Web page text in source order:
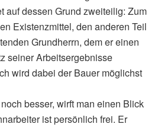
auf dessen Grund zweiteilig: Zum
Existenzmittel, den anderen Teil
Grundherrn, dem er einen
seiner Arbeitsergebnisse
wird dabei der Bauer möglichst
besser, wirft man einen Blick
ist persönlich frei. Er